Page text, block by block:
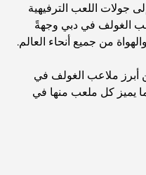
جولات اللعب الترفيهية
الغولف في دبي وجهةً
من جميع أنحاء العالم.
أبرز ملاعب الغولف في
يميز كل ملعب منها في